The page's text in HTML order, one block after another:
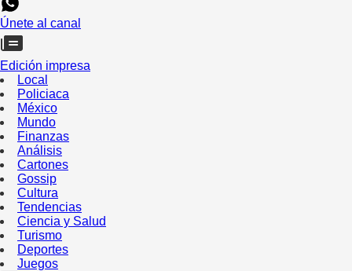
Únete al canal
Edición impresa
Local
Policiaca
México
Mundo
Finanzas
Análisis
Cartones
Gossip
Cultura
Tendencias
Ciencia y Salud
Turismo
Deportes
Juegos